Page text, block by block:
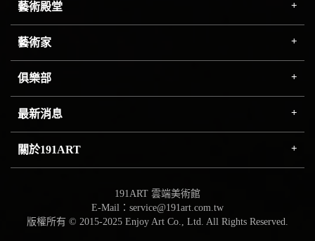
藝術殿堂
藝術家
俱樂部
最新消息
關於191ART
191ART 雲端美術館
E-Mail：service@191art.com.tw
版權所有 © 2015-2025 Enjoy Art Co., Ltd. All Rights Reserved.